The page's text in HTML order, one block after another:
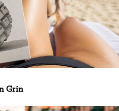
Grin